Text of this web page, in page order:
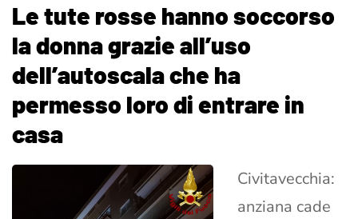
Le tute rosse hanno soccorso
la donna grazie all’uso
dell’autoscala che ha
permesso loro di entrare in
casa
Civitavecchia:
anziana cade